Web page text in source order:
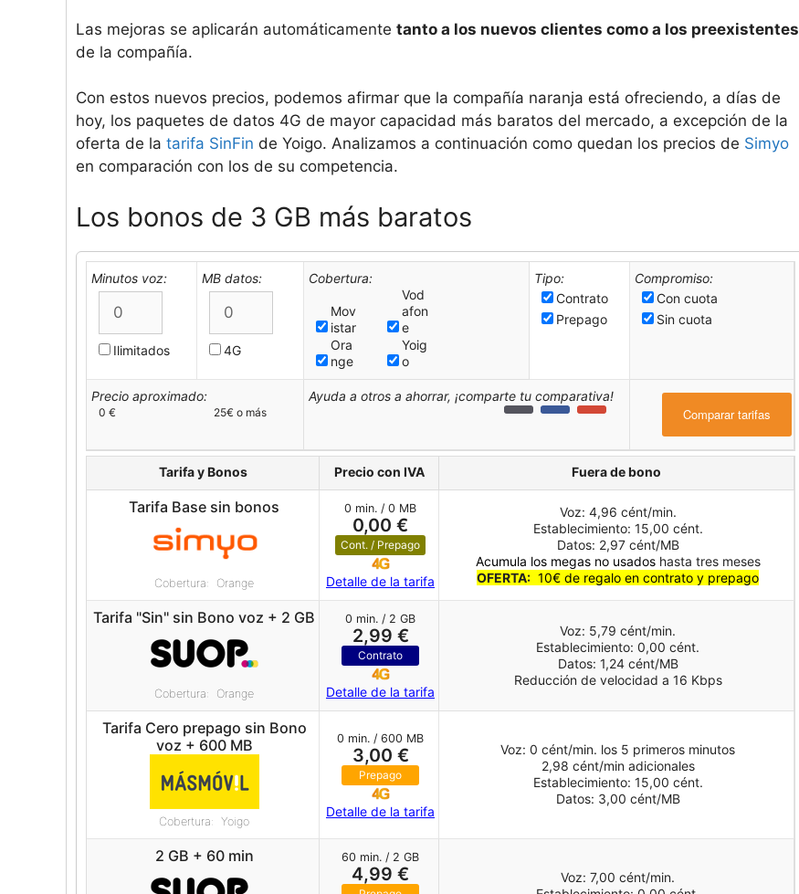
Las mejoras se aplicarán automáticamente tanto a los nuevos clientes como a los preexistentes
de la compañía.
Con estos nuevos precios, podemos afirmar que la compañía naranja está ofreciendo, a días de
hoy, los paquetes de datos 4G de mayor capacidad más baratos del mercado, a excepción de la
oferta de la tarifa SinFin de Yoigo. Analizamos a continuación como quedan los precios de Simyo
en comparación con los de su competencia.
Los bonos de 3 GB más baratos
Minutos voz:
Ilimitados
MB datos:
4G
Cobertura:
Mov
istar
Vod
afon
e
Ora
nge
Yoig
o
Tipo:
Contrato
Prepago
Compromiso:
Con cuota
Sin cuota
Precio aproximado:
0 € 25€ o más
Ayuda a otros a ahorrar, ¡comparte tu comparativa!
Comparar tarifas
Tarifa y Bonos Precio con IVA Fuera de bono
Tarifa Base sin bonos
Cobertura: Orange
0 min. / 0 MB
0,00 €
Cont. / Prepago
Detalle de la tarifa
Voz: 4,96 cént/min.
Establecimiento: 15,00 cént.
Datos: 2,97 cént/MB
Acumula los megas no usadoshasta tres meses
OFERTA: 10€ de regalo en contrato y prepago
Tarifa "Sin" sin Bono voz + 2 GB
Cobertura: Orange
0 min. / 2 GB
2,99 €
Contrato
Detalle de la tarifa
Voz: 5,79 cént/min.
Establecimiento: 0,00 cént.
Datos: 1,24 cént/MB
Reducción de velocidad a 16 Kbps
Tarifa Cero prepago sin Bono
voz + 600 MB
Cobertura: Yoigo
0 min. / 600 MB
3,00 €
Prepago
Detalle de la tarifa
Voz: 0 cént/min. los 5 primeros minutos
2,98 cént/min adicionales
Establecimiento: 15,00 cént.
Datos: 3,00 cént/MB
2 GB + 60 min 60 min. / 2 GB
4,99 €
Voz: 7,00 cént/min.